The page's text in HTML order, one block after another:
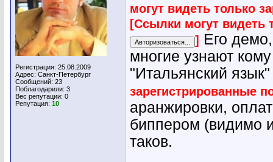
Регистрация: 25.08.2009
Адрес: Санкт-Петербург
Сообщений: 23
Поблагодарили: 3
Вес репутации: 0
Репутация: 10
могут видеть только
[Ссылки могут видеть
] Его
многие узнают
"Итальянский
зарегистрированные
аранжировки,
биппером (видимо
таков.